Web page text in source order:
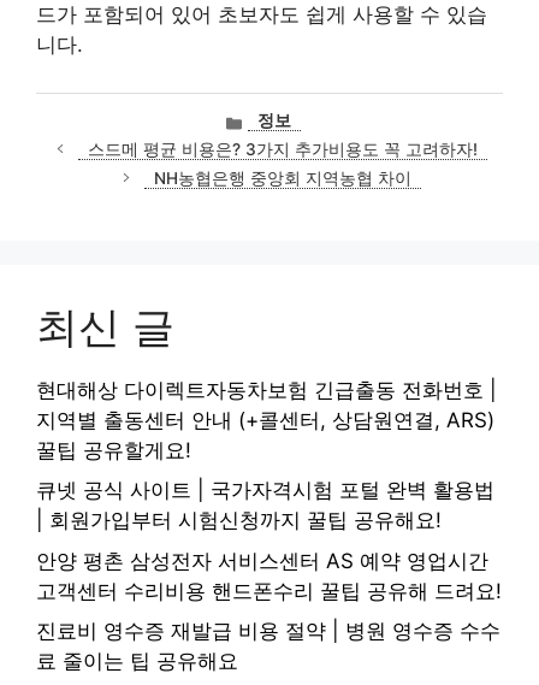
드가 포함되어 있어 초보자도 쉽게 사용할 수 있습
니다.
카
테
고
리
정보
스드메 평균 비용은? 3가지 추가비용도 꼭 고려하자!
NH농협은행 중앙회 지역농협 차이
최신 글
현대해상 다이렉트자동차보험 긴급출동 전화번호 |
지역별 출동센터 안내 (+콜센터, 상담원연결, ARS)
꿀팁 공유할게요!
큐넷 공식 사이트 | 국가자격시험 포털 완벽 활용법
| 회원가입부터 시험신청까지 꿀팁 공유해요!
안양 평촌 삼성전자 서비스센터 AS 예약 영업시간
고객센터 수리비용 핸드폰수리 꿀팁 공유해 드려요!
진료비 영수증 재발급 비용 절약 | 병원 영수증 수수
료 줄이는 팁 공유해요